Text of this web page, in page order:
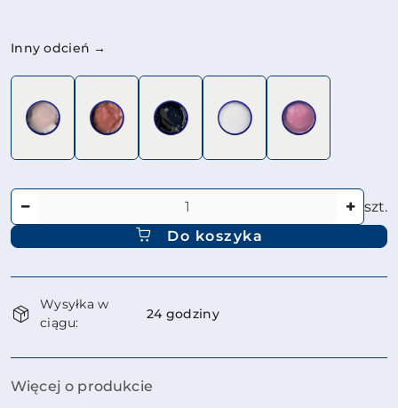
Wariant
Inny odcień →
Ilość
szt.
Do koszyka
i
dostawa
Wysyłka w
ciągu:
24 godziny
Więcej o produkcie